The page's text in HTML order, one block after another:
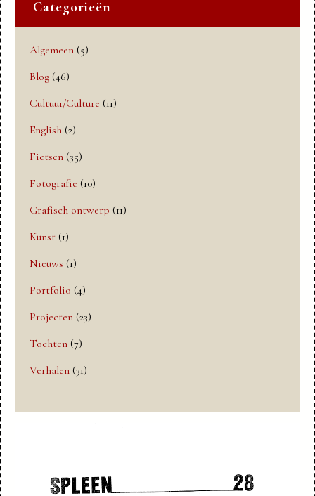
Categorieën
Algemeen (5)
Blog (46)
Cultuur/Culture (11)
English (2)
Fietsen (35)
Fotografie (10)
Grafisch ontwerp (11)
Kunst (1)
Nieuws (1)
Portfolio (4)
Projecten (23)
Tochten (7)
Verhalen (31)